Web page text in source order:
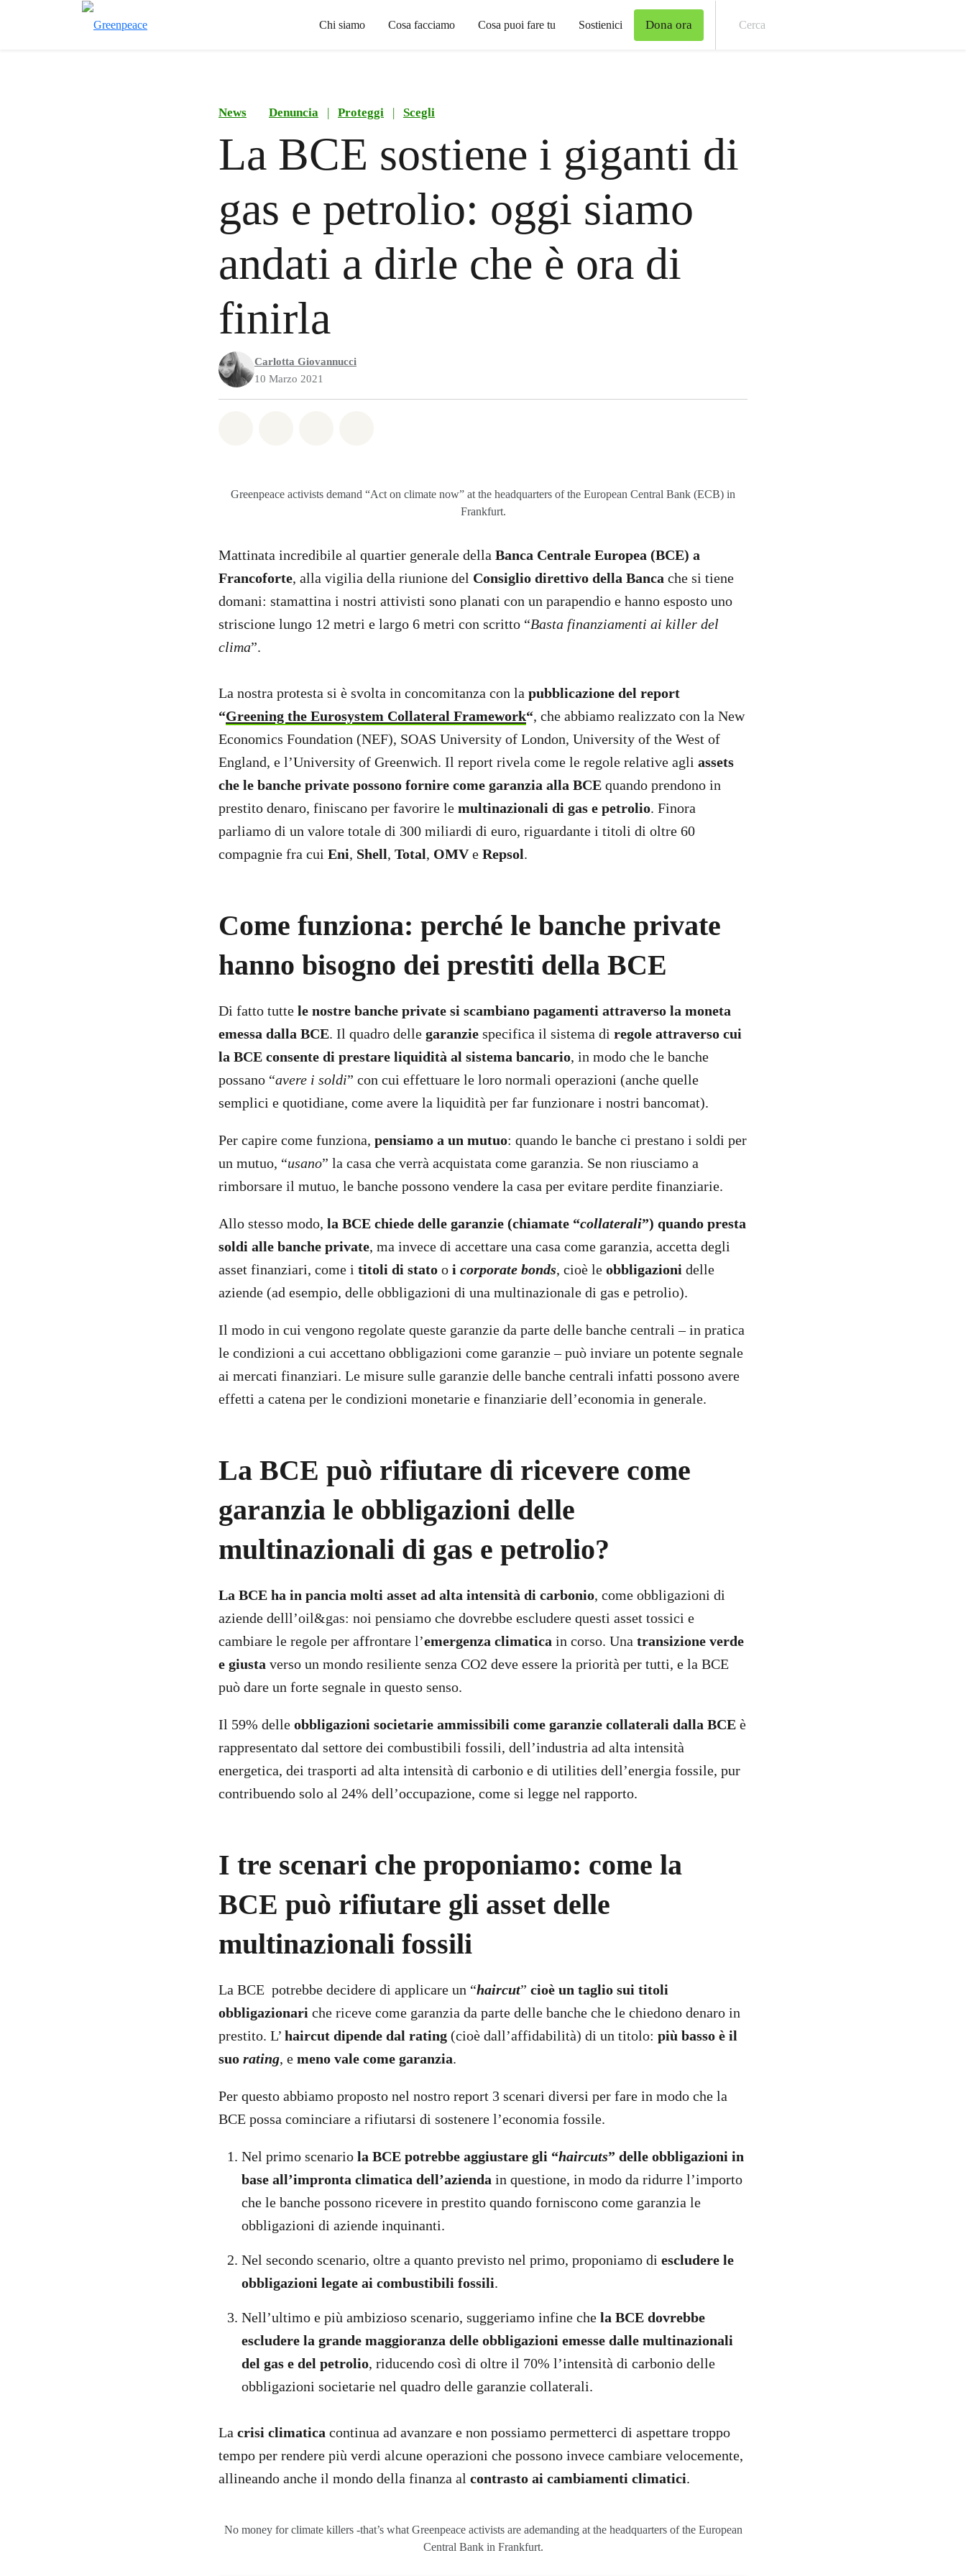
Chi siamo Cosa facciamo Cosa puoi fare tu Sostienici Dona ora
News Denuncia | Proteggi | Scegli
La BCE sostiene i giganti di
gas e petrolio: oggi siamo
andati a dirle che è ora di
finirla
Carlotta Giovannucci
10 Marzo 2021
Greenpeace activists demand “Act on climate now” at the headquarters of the European Central Bank (ECB) in
Frankfurt.
Mattinata incredibile al quartier generale della Banca Centrale Europea (BCE) a
Francoforte, alla vigilia della riunione del Consiglio direttivo della Banca che si tiene
domani: stamattina i nostri attivisti sono planati con un parapendio e hanno esposto uno
striscione lungo 12 metri e largo 6 metri con scritto “Basta finanziamenti ai killer del
clima”.
La nostra protesta si è svolta in concomitanza con la pubblicazione del report
“Greening the Eurosystem Collateral Framework“, che abbiamo realizzato con la New
Economics Foundation (NEF), SOAS University of London, University of the West of
England, e l’University of Greenwich. Il report rivela come le regole relative agli assets
che le banche private possono fornire come garanzia alla BCE quando prendono in
prestito denaro, finiscano per favorire le multinazionali di gas e petrolio. Finora
parliamo di un valore totale di 300 miliardi di euro, riguardante i titoli di oltre 60
compagnie fra cui Eni, Shell, Total, OMVe Repsol.
Come funziona: perché le banche private
hanno bisogno dei prestiti della BCE
Di fatto tutte le nostre banche private si scambiano pagamenti attraverso la moneta
emessa dalla BCE. Il quadro delle garanzie specifica il sistema di regole attraverso cui
la BCE consente di prestare liquidità al sistema bancario, in modo che le banche
possano “avere i soldi” con cui effettuare le loro normali operazioni (anche quelle
semplici e quotidiane, come avere la liquidità per far funzionare i nostri bancomat).
Per capire come funziona, pensiamo a un mutuo: quando le banche ci prestano i soldi per
un mutuo, “usano” la casa che verrà acquistata come garanzia. Se non riusciamo a
rimborsare il mutuo, le banche possono vendere la casa per evitare perdite finanziarie.
Allo stesso modo, la BCE chiede delle garanzie (chiamate “collaterali”) quando presta
soldi alle banche private, ma invece di accettare una casa come garanzia, accetta degli
asset finanziari, come i titoli di stato o i corporate bonds, cioè le obbligazioni delle
aziende (ad esempio, delle obbligazioni di una multinazionale di gas e petrolio).
Il modo in cui vengono regolate queste garanzie da parte delle banche centrali – in pratica
le condizioni a cui accettano obbligazioni come garanzie – può inviare un potente segnale
ai mercati finanziari. Le misure sulle garanzie delle banche centrali infatti possono avere
effetti a catena per le condizioni monetarie e finanziarie dell’economia in generale.
La BCE può rifiutare di ricevere come
garanzia le obbligazioni delle
multinazionali di gas e petrolio?
La BCE ha in pancia molti asset ad alta intensità di carbonio, come obbligazioni di
aziende delll’oil&gas: noi pensiamo che dovrebbe escludere questi asset tossici e
cambiare le regole per affrontare l’emergenza climatica in corso. Una transizione verde
e giusta verso un mondo resiliente senza CO2 deve essere la priorità per tutti, e la BCE
può dare un forte segnale in questo senso.
Il 59% delle obbligazioni societarie ammissibili come garanzie collaterali dalla BCE è
rappresentato dal settore dei combustibili fossili, dell’industria ad alta intensità
energetica, dei trasporti ad alta intensità di carbonio e di utilities dell’energia fossile, pur
contribuendo solo al 24% dell’occupazione, come si legge nel rapporto.
I tre scenari che proponiamo: come la
BCE può rifiutare gli asset delle
multinazionali fossili
La BCE potrebbe decidere di applicare un “haircut” cioè un taglio sui titoli
obbligazionari che riceve come garanzia da parte delle banche che le chiedono denaro in
prestito. L’ haircut dipende dal rating (cioè dall’affidabilità) di un titolo: più basso è il
suo rating, e meno vale come garanzia.
Per questo abbiamo proposto nel nostro report 3 scenari diversi per fare in modo che la
BCE possa cominciare a rifiutarsi di sostenere l’economia fossile.
Nel primo scenario la BCE potrebbe aggiustare gli “haircuts” delle obbligazioni in
base all’impronta climatica dell’azienda in questione, in modo da ridurre l’importo
che le banche possono ricevere in prestito quando forniscono come garanzia le
obbligazioni di aziende inquinanti.
Nel secondo scenario, oltre a quanto previsto nel primo, proponiamo di escludere le
obbligazioni legate ai combustibili fossili.
Nell’ultimo e più ambizioso scenario, suggeriamo infine che la BCE dovrebbe
escludere la grande maggioranza delle obbligazioni emesse dalle multinazionali
del gas e del petrolio, riducendo così di oltre il 70% l’intensità di carbonio delle
obbligazioni societarie nel quadro delle garanzie collaterali.
La crisi climatica continua ad avanzare e non possiamo permetterci di aspettare troppo
tempo per rendere più verdi alcune operazioni che possono invece cambiare velocemente,
allineando anche il mondo della finanza al contrasto ai cambiamenti climatici.
No money for climate killers -that’s what Greenpeace activists are ademanding at the headquarters of the European
Central Bank in Frankfurt.